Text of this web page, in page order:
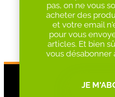
pas, on ne vous
acheter des
et votre email
pour vous
articles. Et bien
vous désabonner
JE